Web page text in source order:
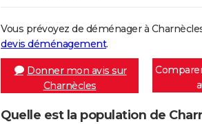
Vous prévoyez de déménager à
devis déménagement.
Donner mon avis sur
Charnècles
Quelle est la population de